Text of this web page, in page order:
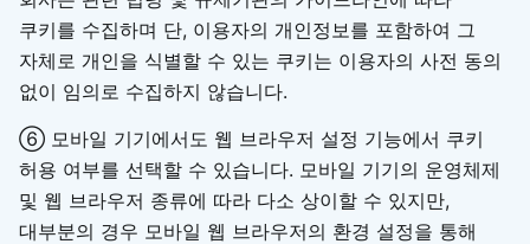
쿠키를 수집하며 단, 이용자의 개인정보를 포함하여 그
자체로 개인을 식별할 수 있는 쿠키는 이용자의 사전 동의
없이 임의로 수집하지 않습니다.
⑥ 모바일 기기에서도 웹 브라우저 설정 기능에서 쿠키
허용 여부를 선택할 수 있습니다. 모바일 기기의 운영체제
및 웹 브라우저 종류에 따라 다소 상이할 수 있지만,
대부분의 경우 모바일 웹 브라우저의 환경 설정을 통해